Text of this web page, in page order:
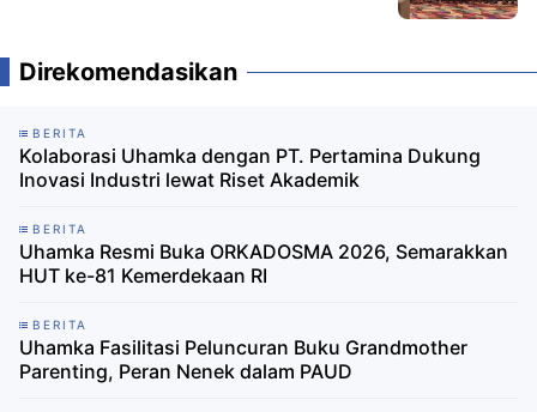
Direkomendasikan
BERITA
Kolaborasi Uhamka dengan PT. Pertamina Dukung
Inovasi Industri lewat Riset Akademik
BERITA
Uhamka Resmi Buka ORKADOSMA 2026, Semarakkan
HUT ke-81 Kemerdekaan RI
BERITA
Uhamka Fasilitasi Peluncuran Buku Grandmother
Parenting, Peran Nenek dalam PAUD